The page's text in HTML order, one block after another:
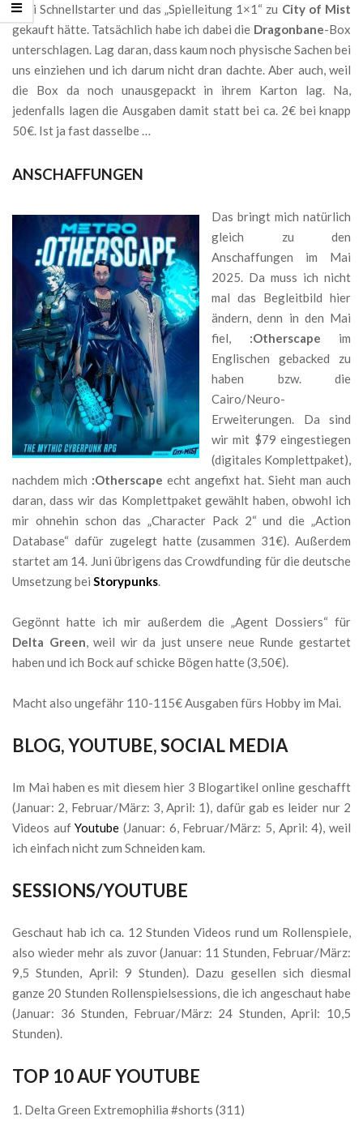
zwei Schnellstarter und das „Spielleitung 1×1“ zu City of Mist
gekauft hätte. Tatsächlich habe ich dabei die Dragonbane-Box
unterschlagen. Lag daran, dass kaum noch physische Sachen bei
uns einziehen und ich darum nicht dran dachte. Aber auch, weil
die Box da noch unausgepackt in ihrem Karton lag. Na,
jedenfalls lagen die Ausgaben damit statt bei ca. 2€ bei knapp
50€. Ist ja fast dasselbe …
ANSCHAFFUNGEN
Das bringt mich natürlich
gleich zu den
Anschaffungen im Mai
2025. Da muss ich nicht
mal das Begleitbild hier
ändern, denn in den Mai
fiel, :Otherscape im
Englischen gebacked zu
haben bzw. die
Cairo/Neuro-
Erweiterungen. Da sind
wir mit $79 eingestiegen
(digitales Komplettpaket),
nachdem mich :Otherscape echt angefixt hat. Sieht man auch
daran, dass wir das Komplettpaket gewählt haben, obwohl ich
mir ohnehin schon das „Character Pack 2“ und die „Action
Database“ dafür zugelegt hatte (zusammen 31€). Außerdem
startet am 14. Juni übrigens das Crowdfunding für die deutsche
Umsetzung bei Storypunks
Gegönnt hatte ich mir außerdem die „Agent Dossiers“ für
Delta Green , weil wir da just unsere neue Runde gestartet
haben und ich Bock auf schicke Bögen hatte (3,50€).
Macht also ungefähr 110-115€ Ausgaben fürs Hobby im Mai.
BLOG, YOUTUBE, SOCIAL MEDIA
Im Mai haben es mit diesem hier 3 Blogartikel online geschafft
(Januar: 2, Februar/März: 3, April: 1), dafür gab es leider nur 2
Videos aufYoutube (Januar: 6, Februar/März: 5, April: 4), weil
ich einfach nicht zum Schneiden kam.
SESSIONS/YOUTUBE
Geschaut hab ich ca. 12 Stunden Videos rund um Rollenspiele,
also wieder mehr als zuvor (Januar: 11 Stunden, Februar/März:
9,5 Stunden, April: 9 Stunden). Dazu gesellen sich diesmal
ganze 20 Stunden Rollenspielsessions, die ich angeschaut habe
(Januar: 36 Stunden, Februar/März: 24 Stunden, April: 10,5
Stunden).
TOP 10 AUF YOUTUBE
Delta Green Extremophilia #shorts (311)